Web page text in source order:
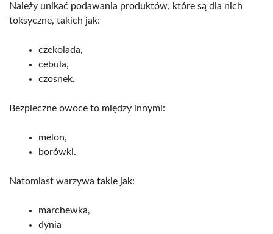
Należy unikać podawania produktów, które są dla nich
toksyczne, takich jak:
czekolada,
cebula,
czosnek.
Bezpieczne owoce to między innymi:
melon,
borówki.
Natomiast warzywa takie jak:
marchewka,
dynia